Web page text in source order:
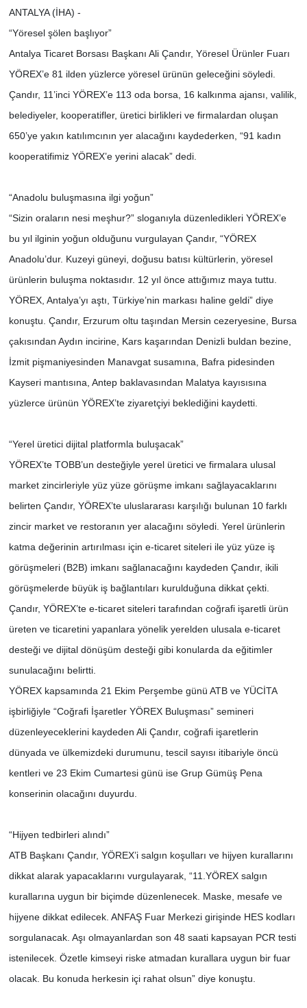
ANTALYA (İHA) -
“Yöresel şölen başlıyor”
Antalya Ticaret Borsası Başkanı Ali Çandır, Yöresel Ürünler Fuarı
YÖREX’e 81 ilden yüzlerce yöresel ürünün geleceğini söyledi.
Çandır, 11’inci YÖREX’e 113 oda borsa, 16 kalkınma ajansı, valilik,
belediyeler, kooperatifler, üretici birlikleri ve firmalardan oluşan
650’ye yakın katılımcının yer alacağını kaydederken, “91 kadın
kooperatifimiz YÖREX’e yerini alacak” dedi.
“Anadolu buluşmasına ilgi yoğun”
“Sizin oraların nesi meşhur?” sloganıyla düzenledikleri YÖREX’e
bu yıl ilginin yoğun olduğunu vurgulayan Çandır, “YÖREX
Anadolu’dur. Kuzeyi güneyi, doğusu batısı kültürlerin, yöresel
ürünlerin buluşma noktasıdır. 12 yıl önce attığımız maya tuttu.
YÖREX, Antalya’yı aştı, Türkiye’nin markası haline geldi” diye
konuştu. Çandır, Erzurum oltu taşından Mersin cezeryesine, Bursa
çakısından Aydın incirine, Kars kaşarından Denizli buldan bezine,
İzmit pişmaniyesinden Manavgat susamına, Bafra pidesinden
Kayseri mantısına, Antep baklavasından Malatya kayısısına
yüzlerce ürünün YÖREX’te ziyaretçiyi beklediğini kaydetti.
“Yerel üretici dijital platformla buluşacak”
YÖREX’te TOBB’un desteğiyle yerel üretici ve firmalara ulusal
market zincirleriyle yüz yüze görüşme imkanı sağlayacaklarını
belirten Çandır, YÖREX’te uluslararası karşılığı bulunan 10 farklı
zincir market ve restoranın yer alacağını söyledi. Yerel ürünlerin
katma değerinin artırılması için e-ticaret siteleri ile yüz yüze iş
görüşmeleri (B2B) imkanı sağlanacağını kaydeden Çandır, ikili
görüşmelerde büyük iş bağlantıları kurulduğuna dikkat çekti.
Çandır, YÖREX’te e-ticaret siteleri tarafından coğrafi işaretli ürün
üreten ve ticaretini yapanlara yönelik yerelden ulusala e-ticaret
desteği ve dijital dönüşüm desteği gibi konularda da eğitimler
sunulacağını belirtti.
YÖREX kapsamında 21 Ekim Perşembe günü ATB ve YÜCİTA
işbirliğiyle “Coğrafi İşaretler YÖREX Buluşması” semineri
düzenleyeceklerini kaydeden Ali Çandır, coğrafi işaretlerin
dünyada ve ülkemizdeki durumunu, tescil sayısı itibariyle öncü
kentleri ve 23 Ekim Cumartesi günü ise Grup Gümüş Pena
konserinin olacağını duyurdu.
“Hijyen tedbirleri alındı”
ATB Başkanı Çandır, YÖREX’i salgın koşulları ve hijyen kurallarını
dikkat alarak yapacaklarını vurgulayarak, “11.YÖREX salgın
kurallarına uygun bir biçimde düzenlenecek. Maske, mesafe ve
hijyene dikkat edilecek. ANFAŞ Fuar Merkezi girişinde HES kodları
sorgulanacak. Aşı olmayanlardan son 48 saati kapsayan PCR testi
istenilecek. Özetle kimseyi riske atmadan kurallara uygun bir fuar
olacak. Bu konuda herkesin içi rahat olsun” diye konuştu.